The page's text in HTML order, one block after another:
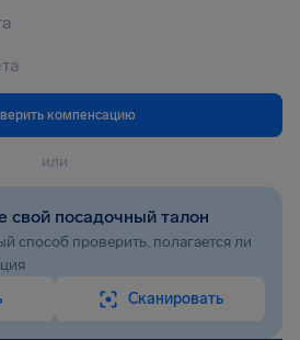
компенсацию
или
свой посадочный талон
способ проверить, полагается ли
Сканировать